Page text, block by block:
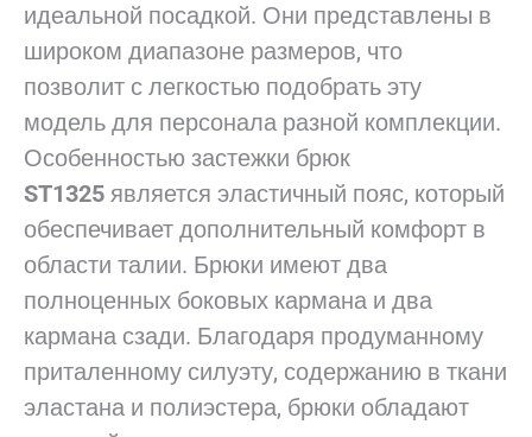
идеальной посадкой. Они представлены в
широком диапазоне размеров, что
позволит с легкостью подобрать эту
модель для персонала разной комплекции.
Особенностью застежки брюк
ST1325 является эластичный пояс, который
обеспечивает дополнительный комфорт в
области талии. Брюки имеют два
полноценных боковых кармана и два
кармана сзади. Благодаря продуманному
приталенному силуэту, содержанию в ткани
эластана и полиэстера, брюки обладают